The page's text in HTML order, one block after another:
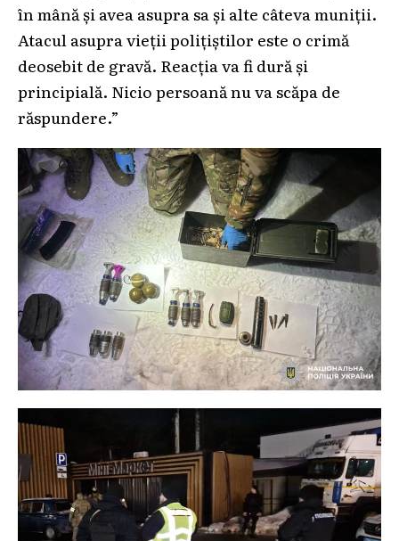
în mână și avea asupra sa și alte câteva muniții.
Atacul asupra vieții polițiștilor este o crimă
deosebit de gravă. Reacția va fi dură și
principială. Nicio persoană nu va scăpa de
răspundere.”